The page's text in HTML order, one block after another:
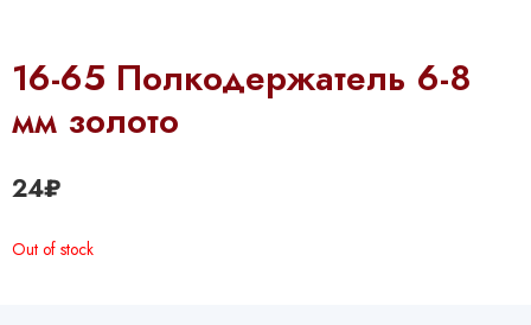
16-65 Полкодержатель 6-8
мм золото
24₽
Out of stock